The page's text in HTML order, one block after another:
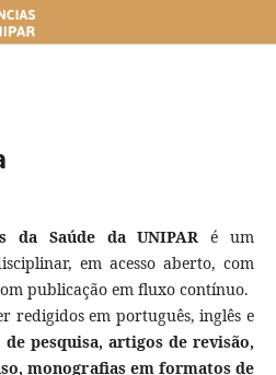
da Saúde da UNIPAR é um
em acesso aberto, com
publicação em fluxo contínuo.
redigidos em português, inglês e
pesquisa, artigos de revisão,
monografias em formatos de